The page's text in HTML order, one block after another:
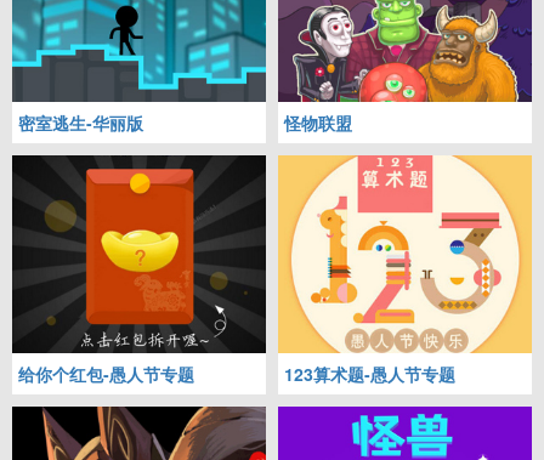
密室逃生-华丽版 怪物联盟
给你个红包-愚人节专题 123算术题-愚人节专题